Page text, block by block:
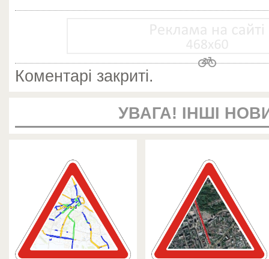
Коментарі закриті.
УВАГА! ІНШІ